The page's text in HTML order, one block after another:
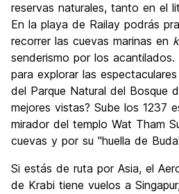
reservas naturales, tanto en el
En la playa de Railay podrás
recorrer las cuevas marinas en
senderismo por los
para explorar las
del Parque Natural del Bosque
mejores vistas? Sube los 1237
mirador del templo Wat Tham
cuevas y por su "huella de
Si estás de ruta por Asia, el
de Krabi​ tiene vuelos a